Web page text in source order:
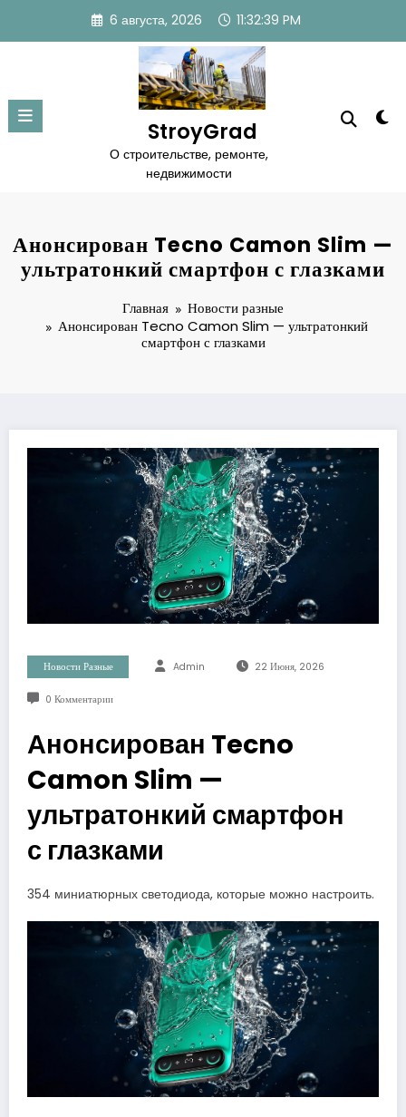
содержимому
6 августа, 2026 11:32:40 PM
StroyGrad
О строительстве, ремонте,
недвижимости
Анонсирован Tecno Camon Slim —
ультратонкий смартфон с глазками
Главная
Новости разные
Анонсирован Tecno Camon Slim — ультратонкий
смартфон с глазками
Новости Разные Admin 22 Июня, 2026
0 Комментарии
Анонсирован Tecno
Camon Slim —
ультратонкий смартфон
с глазками
354 миниатюрных светодиода, которые можно настроить.